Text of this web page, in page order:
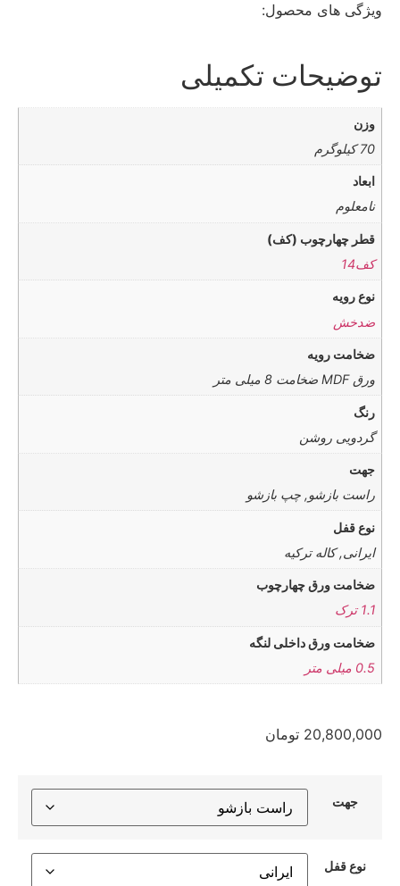
ویژگی های محصول:
توضیحات تکمیلی
وزن
70 کیلوگرم
ابعاد
نامعلوم
قطر چهارچوب (کف)
کف14
نوع رویه
ضدخش
ضخامت رویه
ورق MDF ضخامت 8 میلی متر
رنگ
گردویی روشن
جهت
راست بازشو, چپ بازشو
نوع قفل
ایرانی, کاله ترکیه
ضخامت ورق چهارچوب
1.1 ترک
ضخامت ورق داخلی لنگه
0.5 میلی متر
20,800,000 تومان
جهت
نوع قفل